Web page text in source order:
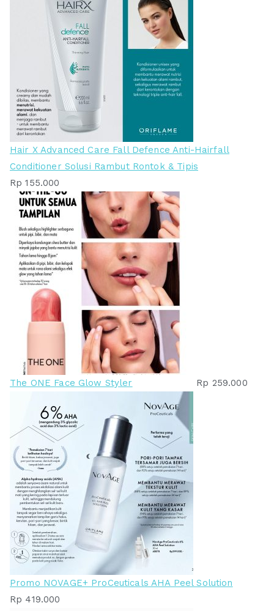
Hair X Advanced Care Fall Defence Anti-Hairfall
Conditioner Solusi Rambut Rontok & Tipis
Rp 155.000
The ONE Face Glow Styler Rp 259.000
Promo NOVAGE+ ProCeuticals AHA Peel Solution
Rp 419.000